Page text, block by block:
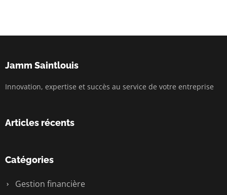
Jamm Saintlouis
Innovation, expertise et succès au service de votre entreprise
Articles récents
Catégories
Gestion financière